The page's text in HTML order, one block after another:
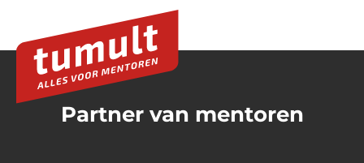
Partner van mentoren